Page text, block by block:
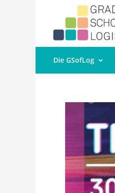
Die GSofLog